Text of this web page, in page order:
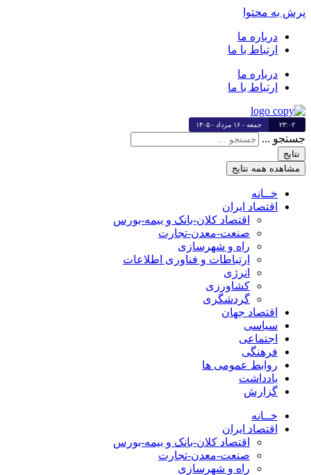
پرش به محتوا
درباره ما
ارتباط با ما
درباره ما
ارتباط با ما
۲۳:۰۲ جمعه - ۱۶ مرداد - ۱۴۰۵
جستجو ...
نتایج
مشاهده همه نتایج
خــانه
اقتصاد ایران
اقتصاد کلان-بانک و بیمه-بورس
صنعت-معدن-تجارت
راه و شهرسازی
ارتباطات و فناوری اطلاعات
انرژی
کشاورزی
گردشگری
اقتصاد جهان
سیاسی
اجتماعی
فرهنگی
روابط عمومی ها
یادداشت
گزارش
خــانه
اقتصاد ایران
اقتصاد کلان-بانک و بیمه-بورس
صنعت-معدن-تجارت
راه و شهرسازی